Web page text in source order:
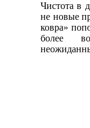
Чистота в
не новые
ковра»
более